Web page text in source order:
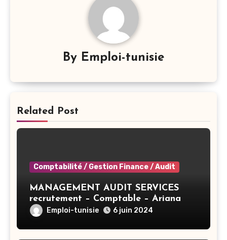
By Emploi-tunisie
Related Post
Comptabilité / Gestion Finance / Audit
MANAGEMENT AUDIT SERVICES
recrutement – Comptable – Ariana
Emploi-tunisie 6 juin 2024